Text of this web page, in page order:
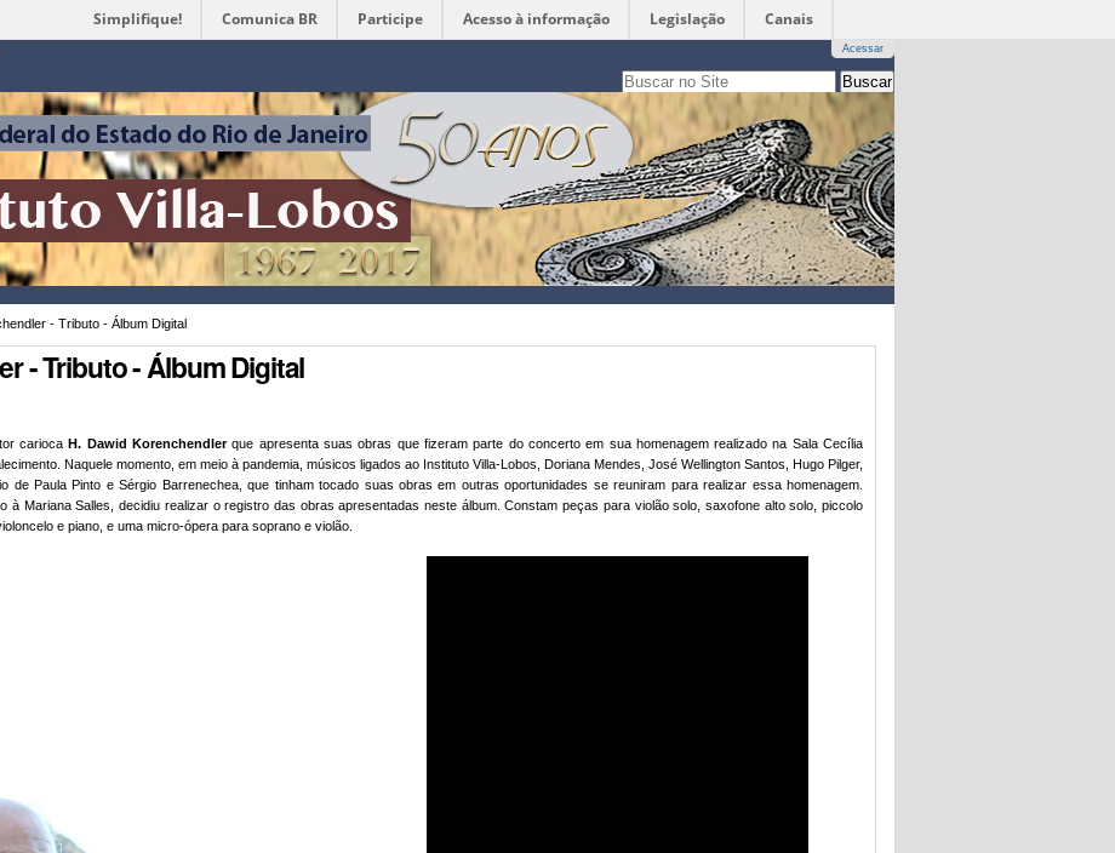
Simplifique! Comunica BR Participe Acesso à informação Legislação Canais
Acessar
Busca
apenas nesta seção
Busca
Avançada…
- Tributo - Álbum Digital
- Tributo - Álbum Digital
cariocaH. Dawid Korenchendlerque apresenta suas obras que fizeram parte do concerto em sua homenagem realizado na Sala Cecília
Naquele momento, em meio à pandemia, músicos ligados ao Instituto Villa-Lobos, Doriana Mendes, José Wellington Santos, Hugo Pilger,
de Paula Pinto e Sérgio Barrenechea, que tinham tocado suas obras em outras oportunidades se reuniram para realizar essa homenagem.
à Mariana Salles, decidiu realizar o registro das obras apresentadas neste álbum. Constam peças para violão solo, saxofone alto solo, piccolo
e piano, e uma micro-ópera para soprano e violão.